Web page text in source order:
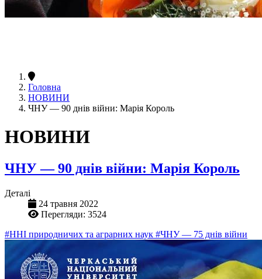
Головна
НОВИНИ
ЧНУ — 90 днів війни: Марія Король
НОВИНИ
ЧНУ — 90 днів війни: Марія Король
Деталі
24 травня 2022
Перегляди: 3524
#ННІ природничих та аграрних наук #ЧНУ — 75 днів війни